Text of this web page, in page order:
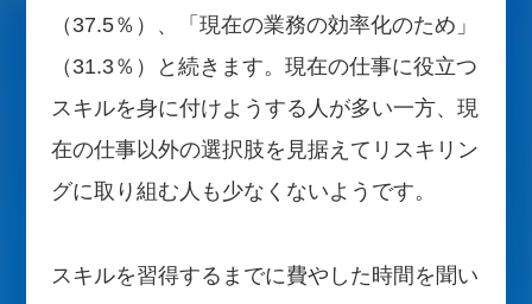
（37.5％）、「現在の業務の効率化のため」
（31.3％）と続きます。現在の仕事に役立つ
スキルを身に付けようする人が多い一方、現
在の仕事以外の選択肢を見据えてリスキリン
グに取り組む人も少なくないようです。
スキルを習得するまでに費やした時間を聞い